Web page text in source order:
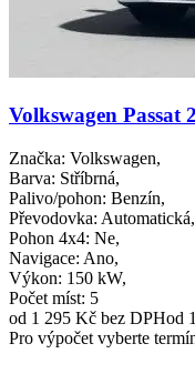
Volkswagen Passat
Značka: Volkswagen,
Barva: Stříbrná,
Palivo/pohon: Benzín,
Převodovka: Automatická,
Pohon 4x4: Ne,
Navigace: Ano,
Výkon: 150 kW,
Počet míst: 5
od 1 295 Kč bez DPHod
Pro výpočet vyberte